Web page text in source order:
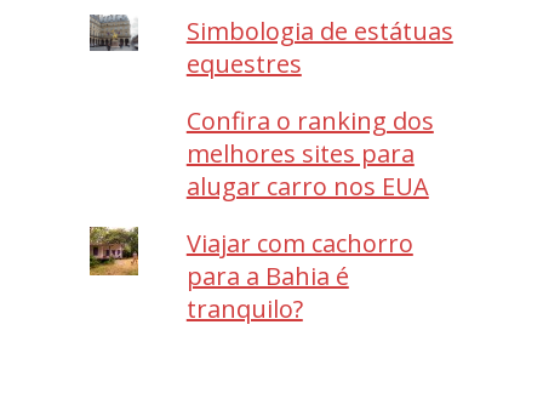
Simbologia de estátuas
equestres
Confira o ranking dos
melhores sites para
alugar carro nos EUA
Viajar com cachorro
para a Bahia é
tranquilo?